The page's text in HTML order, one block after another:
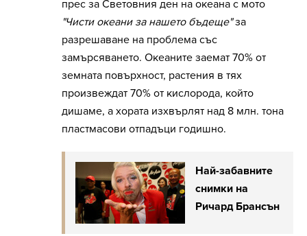
прес за Световния ден на океана с мото
"Чисти океани за нашето бъдеще"за
разрешаване на проблема със
замърсяването. Океаните заемат 70% от
земната повърхност, растения в тях
произвеждат 70% от кислорода, който
дишаме, а хората изхвърлят над 8 млн. тона
пластмасови отпадъци годишно.
Най-забавните
снимки на
Ричард Брансън